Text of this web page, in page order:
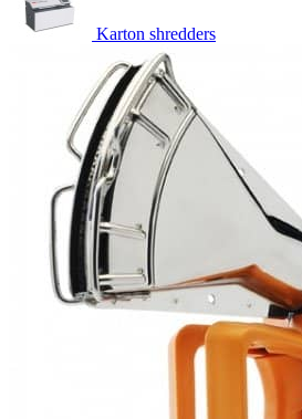
Karton shredders